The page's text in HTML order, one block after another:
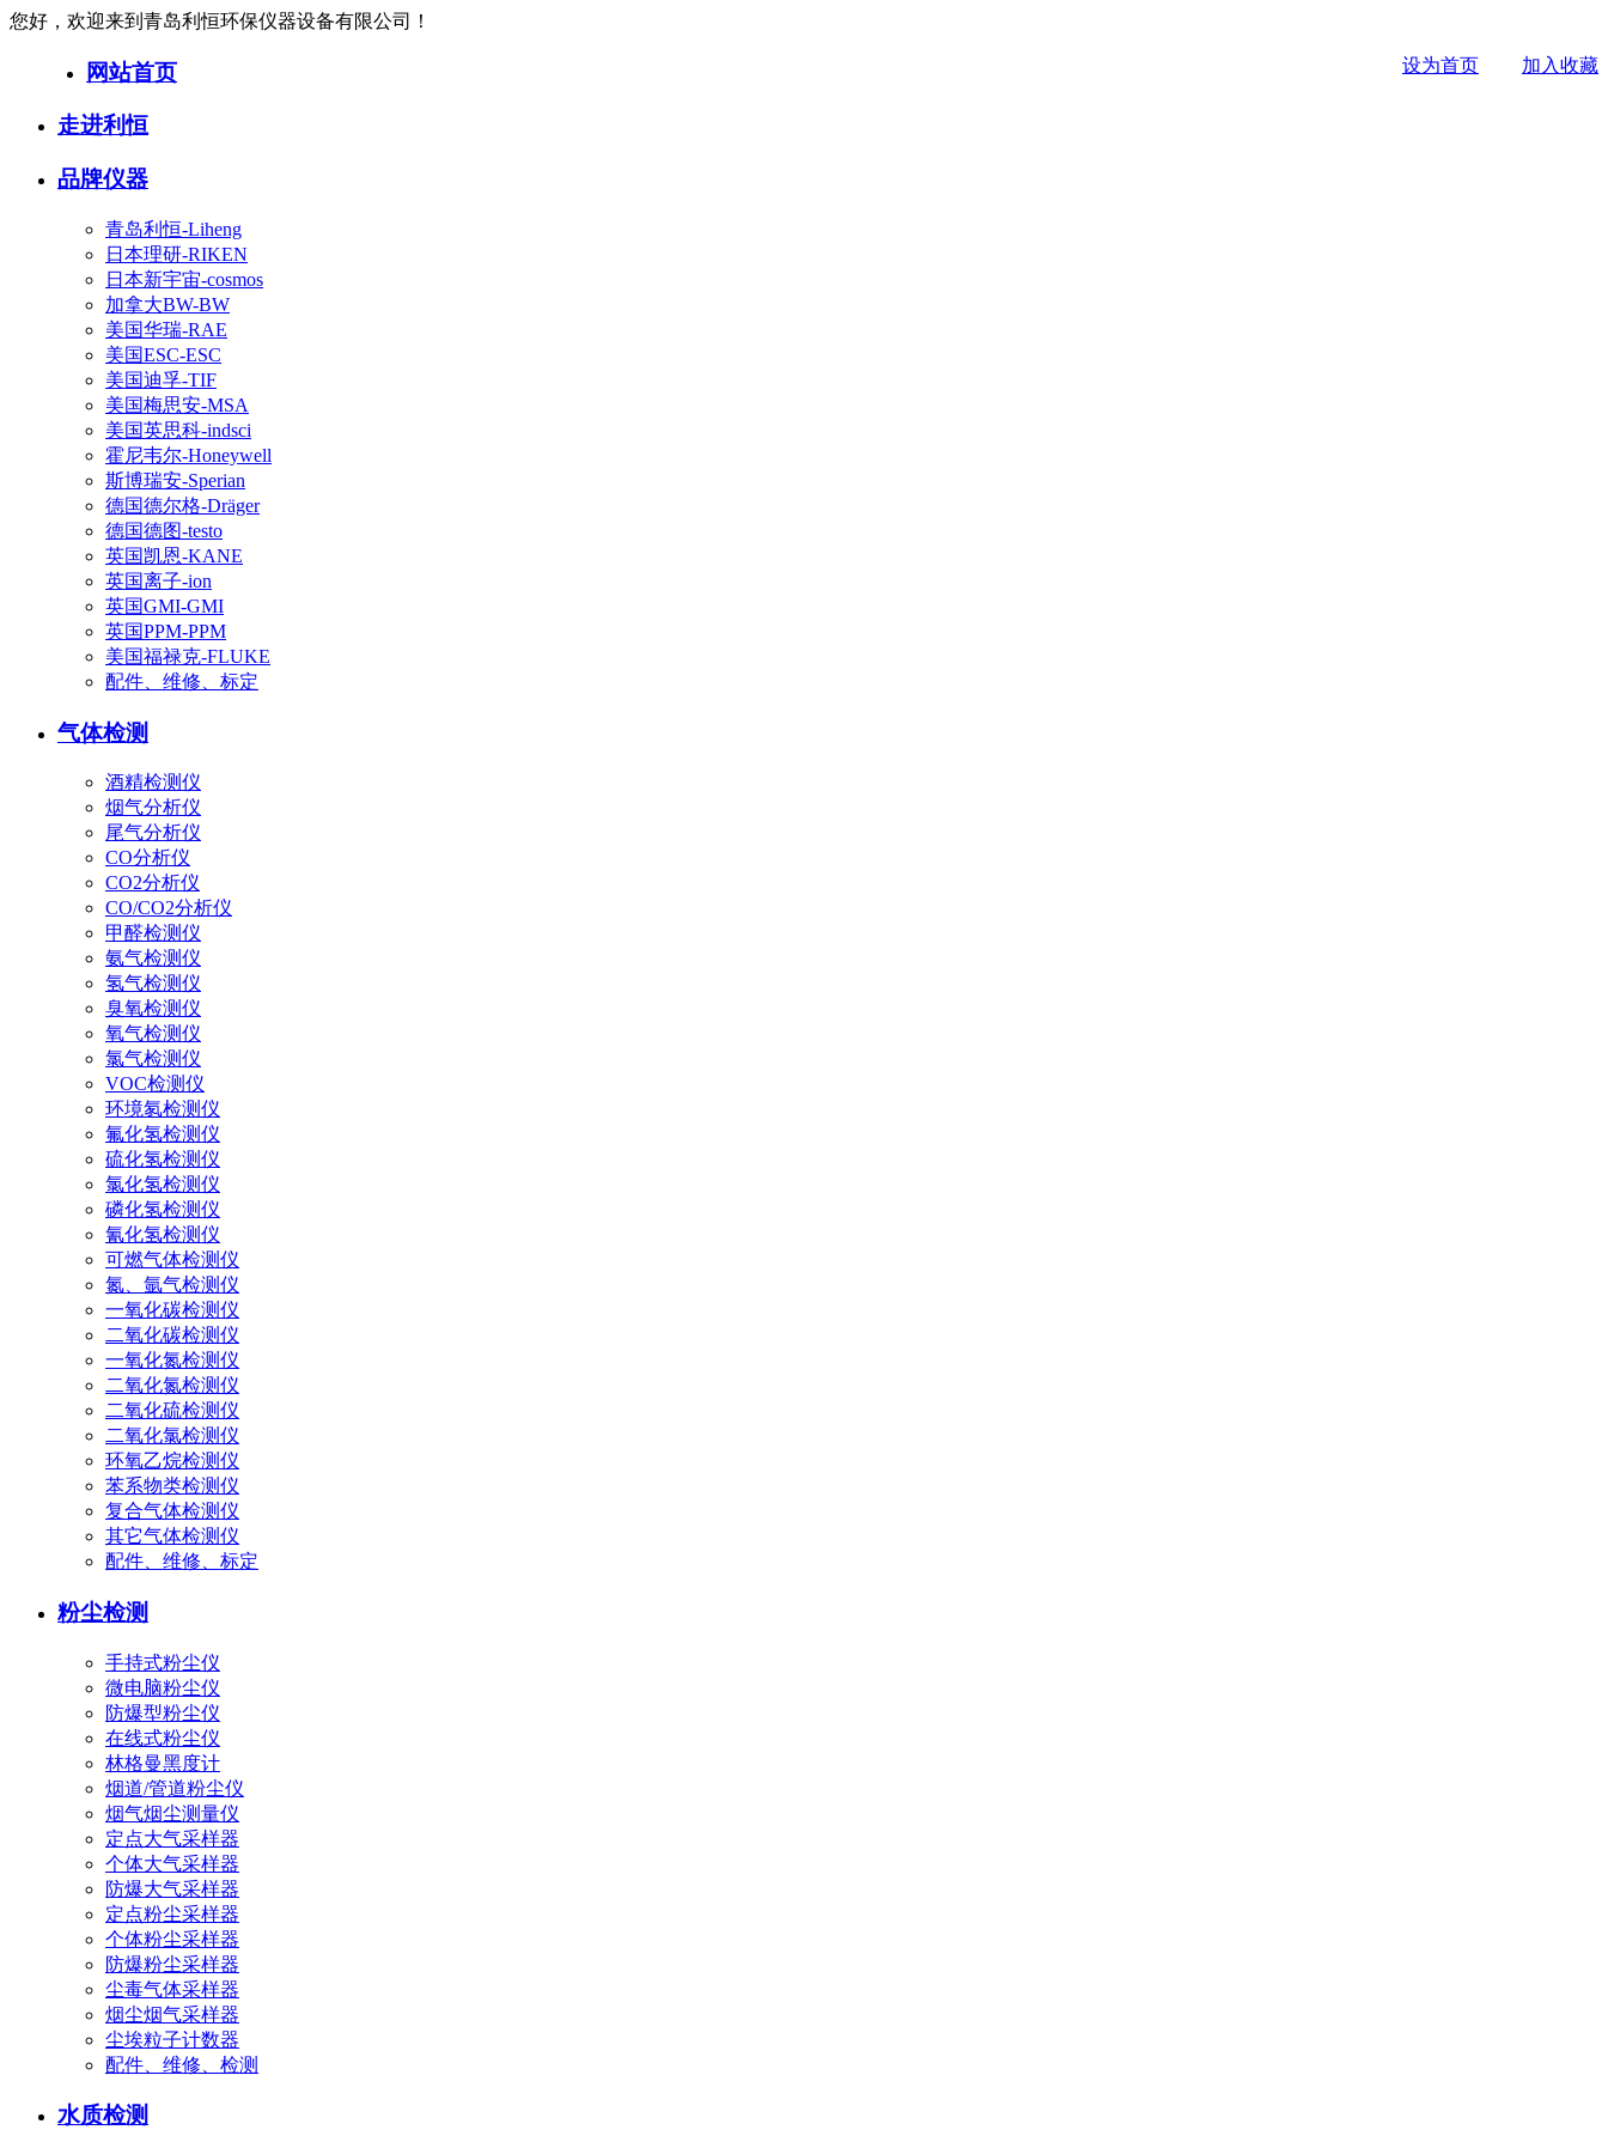
您好，欢迎来到青岛利恒环保仪器设备有限公司！
设为首页 加入收藏
网站首页
走进利恒
品牌仪器
青岛利恒-Liheng
日本理研-RIKEN
日本新宇宙-cosmos
加拿大BW-BW
美国华瑞-RAE
美国ESC-ESC
美国迪孚-TIF
美国梅思安-MSA
美国英思科-indsci
霍尼韦尔-Honeywell
斯博瑞安-Sperian
德国德尔格-Dräger
德国德图-testo
英国凯恩-KANE
英国离子-ion
英国GMI-GMI
英国PPM-PPM
美国福禄克-FLUKE
配件、维修、标定
气体检测
酒精检测仪
烟气分析仪
尾气分析仪
CO分析仪
CO2分析仪
CO/CO2分析仪
甲醛检测仪
氨气检测仪
氢气检测仪
臭氧检测仪
氧气检测仪
氯气检测仪
VOC检测仪
环境氡检测仪
氟化氢检测仪
硫化氢检测仪
氯化氢检测仪
磷化氢检测仪
氰化氢检测仪
可燃气体检测仪
氮、氩气检测仪
一氧化碳检测仪
二氧化碳检测仪
一氧化氮检测仪
二氧化氮检测仪
二氧化硫检测仪
二氧化氯检测仪
环氧乙烷检测仪
苯系物类检测仪
复合气体检测仪
其它气体检测仪
配件、维修、标定
粉尘检测
手持式粉尘仪
微电脑粉尘仪
防爆型粉尘仪
在线式粉尘仪
林格曼黑度计
烟道/管道粉尘仪
烟气烟尘测量仪
定点大气采样器
个体大气采样器
防爆大气采样器
定点粉尘采样器
个体粉尘采样器
防爆粉尘采样器
尘毒气体采样器
烟尘烟气采样器
尘埃粒子计数器
配件、维修、检测
水质检测